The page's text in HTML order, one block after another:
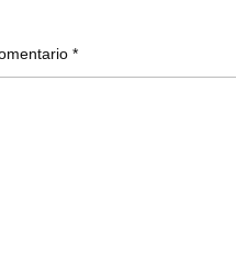
*